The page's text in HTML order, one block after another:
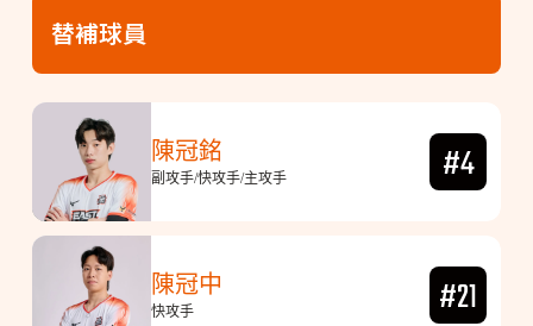
替補球員
陳冠銘
副攻手/快攻手/主攻手 #4
陳冠中
快攻手 #21